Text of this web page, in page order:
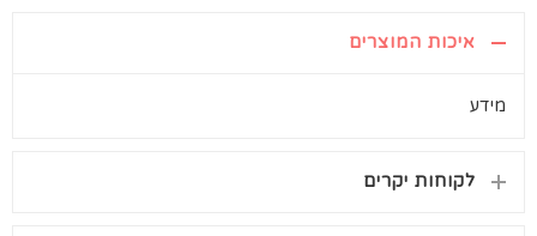
איכות המוצרים
מידע
לקוחות יקרים